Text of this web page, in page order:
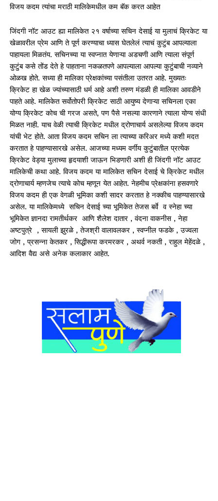
विजय कदम त्यांचा मराठी मालिकेमधील कम बॅक करत आहेत
जिंदगी नॉट आउट ह्या मालिकेत २१ वर्षाच्या सचिन देसाई या मुलाचं क्रिकेट या
खेळावरील प्रेम आणि ते पूर्ण करण्याचा ध्यास घेतलेलं त्याचं कुटुंब आपल्याला
पाहायला मिळतंय. सचिनच्या या स्वप्नात येणाऱ्या अडचणी आणि त्याला संपूर्ण
कुटुंब कसे तोंड देते हे पाहताना नकळतपणे आपल्याला आपल्या कुटुंबाची नव्याने
ओळख होते. सध्या ही मालिका प्रेक्षकांच्या पसंतीला उतरत आहे. मुख्यतः
क्रिकेट हा खेळ ज्यांच्यासाठी धर्म आहे अशी तरुण मंडळी ही मालिका आवडीने
पाहते आहे. मालिकेत सर्वोतोपरी क्रिकेट साठी आयुष्य देणाऱ्या सचिनला एका
योग्य क्रिकेट कोच ची गरज असते, पण पैसे नसल्या कारणाने त्याला योग्य संधी
मिळत नाही. याच वेळी त्याची क्रिकेट मधील द्रोणाचार्य असलेल्या विजय कदम
यांची भेट होते. आता विजय कदम सचिन ला त्याच्या करिअर मध्ये कशी मदत
करतात हे पाहण्यासारखे असेल. आजच्या मध्यम वर्गीय कुटुंबातील प्रत्येक
क्रिकेट वेड्या मुलाच्या हृदयाशी जाऊन भिडणारी अशी ही जिंदगी नॉट आउट
मालिकेची कथा आहे. विजय कदम या मालिकेत सचिन देसाई चे क्रिकेट मधील
द्रोणाचार्य म्हणजेच त्याचे कोच म्हणून येत आहेत. नेहमीच प्रेक्षकांना हसवणारे
विजय कदम ही एक वेगळी भूमिका कशी सादर करतात हे नक्कीच पाहण्यासारखे
असेल. या मालिकेमध्ये सचिन देसाई च्या भूमिकेत तेजस बर्वे व स्नेहा च्या
भूमिकेत ज्ञानदा रामतीर्थकर आणि शैलेश दातार , वंदना वाकनीस , नेहा
अष्टपुत्रे , सायली झुरळे , तेजश्री वालावलकर , स्वप्नील फडके , उज्वला
जोग , प्रसन्ना केतकर , सिद्धीरूपा करमरकर , अथर्व नकती , राहुल मेहेंदळे ,
आदिश वैद्य असे अनेक कलाकार आहेत.